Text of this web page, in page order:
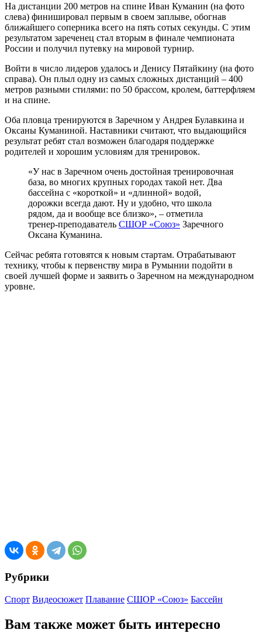
На дистанции 200 метров на спине Иван Куманин (на фото
слева) финишировал первым в своем заплыве, обогнав
ближайшего соперника всего на пять сотых секунды. С этим
результатом зареченец стал вторым в финале чемпионата
России и получил путевку на мировой турнир.
Войти в число лидеров удалось и Денису Пятайкину (на фото
справа). Он плыл одну из самых сложных дистанций – 400
метров разными стилями: по 50 брассом, кролем, баттерфляем
и на спине.
Оба пловца тренируются в Заречном у Андрея Булавкина и
Оксаны Куманиной. Наставники считают, что выдающийся
результат ребят стал возможен благодаря поддержке
родителей и хорошим условиям для тренировок.
«У нас в Заречном очень достойная тренировочная
база, во многих крупных городах такой нет. Два
бассейна с «короткой» и «длинной» водой,
дорожки всегда дают. Ну и удобно, что школа
рядом, да и вообще все близко», – отметила
тренер-преподаватель СШОР «Союз» Заречного
Оксана Куманина.
Сейчас ребята готовятся к новым стартам. Отрабатывают
технику, чтобы к первенству мира в Румынии подойти в
своей лучшей форме и заявить о Заречном на международном
уровне.
Рубрики
Спорт Видеосюжет Плавание СШОР «Союз» Бассейн
Вам также может быть интересно